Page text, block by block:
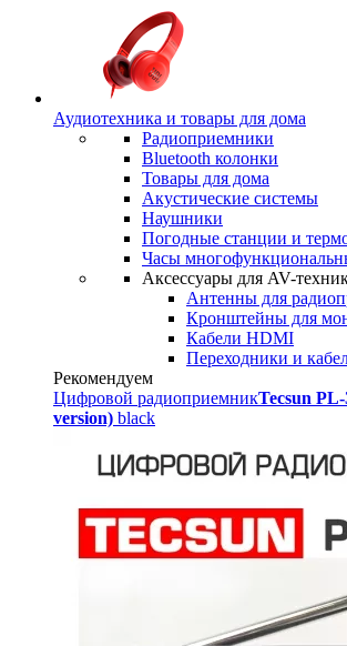
Аудиотехника и товары для дома
Радиоприемники
Bluetooth колонки
Товары для дома
Акустические системы
Наушники
Погодные станции и
Часы
Аксессуары для AV-
Антенны для
Кронштейны для
Кабели HDMI
Переходники и
Рекомендуем
Цифровой радиоприемникTecsun
version) black